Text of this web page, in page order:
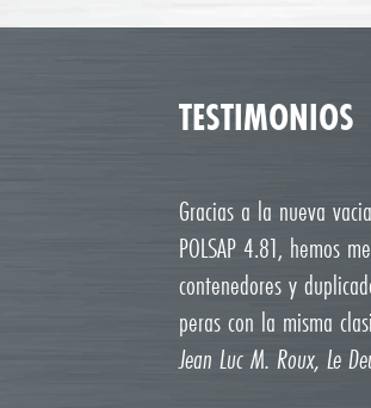
TESTIMONIOS
Gracias a la nueva
POLSAP 4.81, hemos
contenedores y
peras con la misma
Jean Luc M. Roux, Le